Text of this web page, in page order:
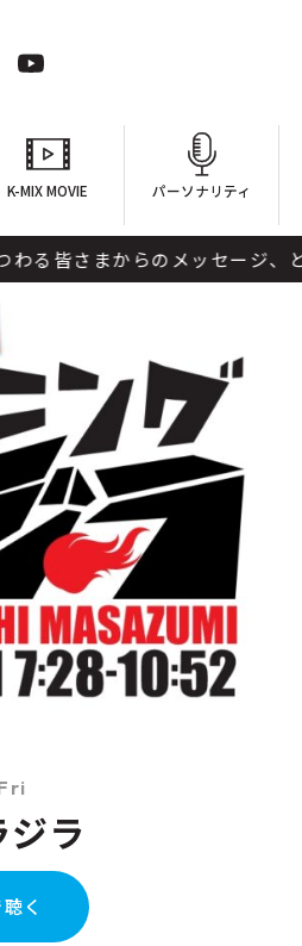
K-MIX MOVIE パーソナリティ
セージ、どしどしお待ち
ラ
く